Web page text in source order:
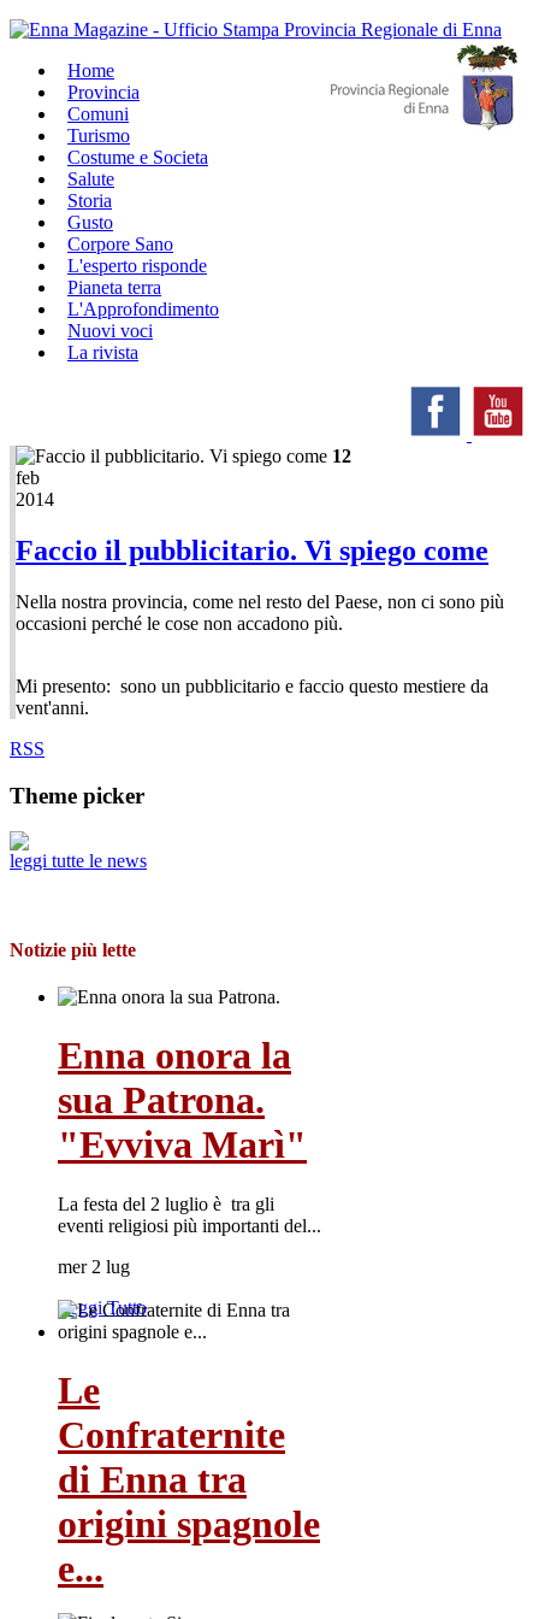
Home
Provincia
Comuni
Turismo
Costume e Societa
Salute
Storia
Gusto
Corpore Sano
L'esperto risponde
Pianeta terra
L'Approfondimento
Nuovi voci
La rivista
12
feb
2014
Faccio il pubblicitario. Vi spiego come
Nella nostra provincia, come nel resto del Paese, non ci sono più
occasioni perché le cose non accadono più.
Mi presento: sono un pubblicitario e faccio questo mestiere da
vent'anni.
RSS
Theme picker
leggi tutte le news
Notizie più lette
Enna onora la
sua Patrona.
"Evviva Marì"
La festa del 2 luglio è tra gli
eventi religiosi più importanti del...
mer 2 lug
Leggi Tutto
Le
Confraternite
di Enna tra
origini spagnole
e...